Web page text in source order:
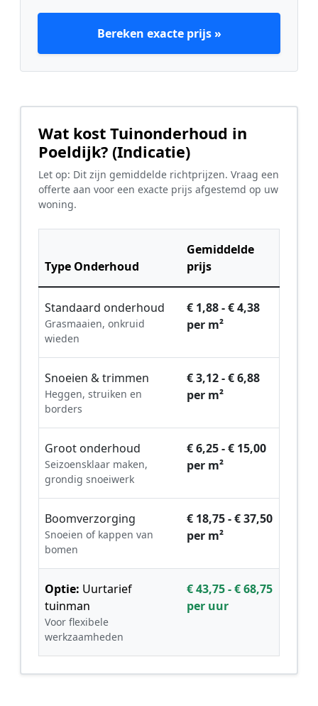
Bereken exacte prijs »
Wat kost Tuinonderhoud in
Poeldijk? (Indicatie)
Let op: Dit zijn gemiddelde richtprijzen. Vraag een
offerte aan voor een exacte prijs afgestemd op uw
woning.
Type Onderhoud
Gemiddelde
prijs
Standaard onderhoud
Grasmaaien, onkruid
wieden
€ 1,88 - € 4,38
per m²
Snoeien & trimmen
Heggen, struiken en
borders
€ 3,12 - € 6,88
per m²
Groot onderhoud
Seizoensklaar maken,
grondig snoeiwerk
€ 6,25 - € 15,00
per m²
Boomverzorging
Snoeien of kappen van
bomen
€ 18,75 - € 37,50
per m²
Optie: Uurtarief
tuinman
Voor flexibele
werkzaamheden
€ 43,75 - € 68,75
per uur